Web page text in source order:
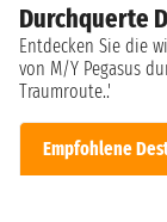
Durchquerte
Entdecken Sie die
von M/Y Pegasus
Traumroute..'
Empfohlene